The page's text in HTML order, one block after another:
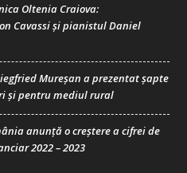
Oltenia Craiova:
Cavassi și pianistul Daniel
Mureșan a prezentat șapte
și pentru mediul rural
anunță o creștere a cifrei de
2022 – 2023